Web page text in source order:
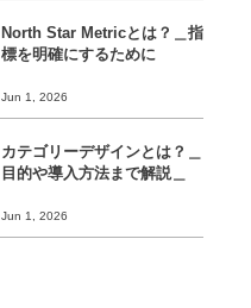
North Star Metricとは？＿指
標を明確にするために
Jun 1, 2026
カテゴリーデザインとは？＿
目的や導入方法まで解説＿
Jun 1, 2026